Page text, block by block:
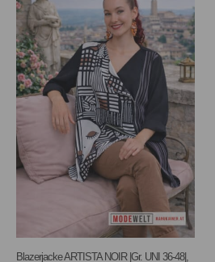
Blazerjacke ARTISTA NOIR |Gr. UNI 36-48|,